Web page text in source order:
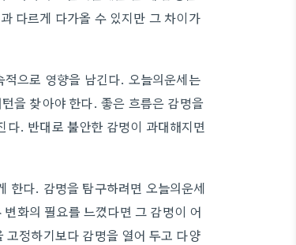
다르게 다가올 수 있지만 그 차이가
으로 영향을 남긴다. 오늘의운세는
을 찾아야 한다. 좋은 흐름은 감명을
. 반대로 불안한 감명이 과대해지면
한다. 감명을 탐구하려면 오늘의운세
화의 필요를 느꼈다면 그 감명이 어
정하기보다 감명을 열어 두고 다양